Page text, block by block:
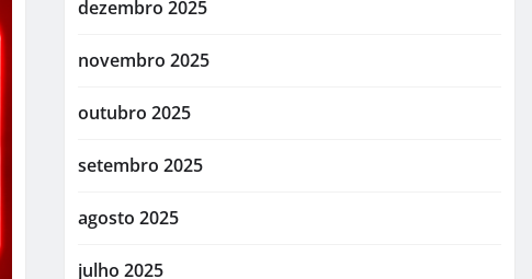
dezembro 2025
novembro 2025
outubro 2025
setembro 2025
agosto 2025
julho 2025